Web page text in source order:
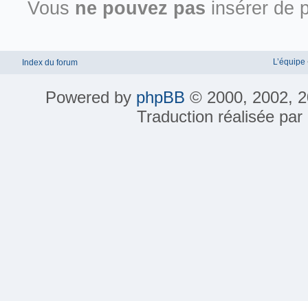
Vous ne pouvez pas insérer de
Index du forum L’équipe
Powered by phpBB © 2000, 2002,
Traduction réalisée par